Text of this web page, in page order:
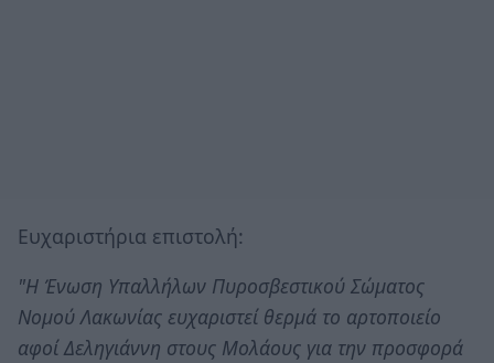
Ευχαριστήρια επιστολή:
"Η Ένωση Υπαλλήλων Πυροσβεστικού Σώματος
Νομού Λακωνίας ευχαριστεί θερμά το αρτοποιείο
αφοί Δεληγιάννη στους Μολάους για την προσφορά